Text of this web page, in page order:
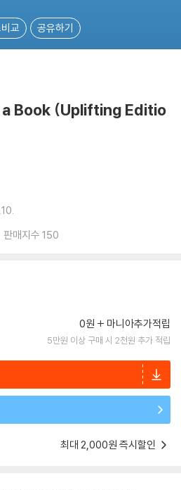
교 공유하기
Book (Uplifting Editio
판매지수 150
0원 마니아추가적립
5만원 이상 구매 시 2천원 추가 적립
최대 2,000원 즉시할인